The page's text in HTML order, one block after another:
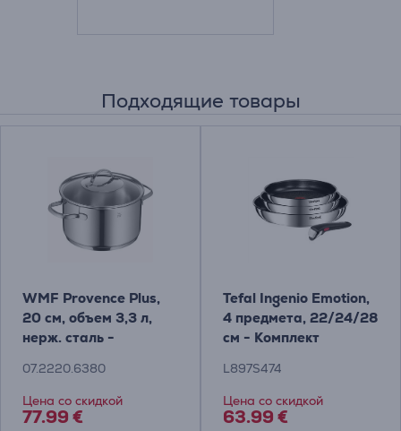
Подходящие товары
WMF Provence Plus,
20 см, объем 3,3 л,
нерж. сталь -
крышкой
07.2220.6380
Цена со скидкой
77.99 €
Tefal Ingenio Emotion,
4 предмета, 22/24/28
см - Комплект
ручка
L897S474
Цена со скидкой
63.99 €